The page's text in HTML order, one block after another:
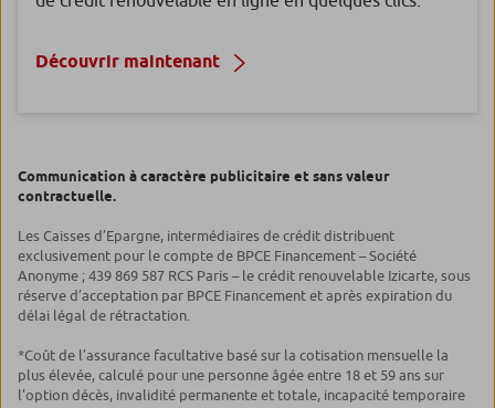
Découvrir maintenant
Communication à caractère publicitaire et sans valeur
contractuelle.
Les Caisses d’Epargne, intermédiaires de crédit distribuent
exclusivement pour le compte de BPCE Financement – Société
Anonyme ; 439 869 587 RCS Paris – le crédit renouvelable Izicarte, sous
réserve d’acceptation par BPCE Financement et après expiration du
délai légal de rétractation.
*Coût de l’assurance facultative basé sur la cotisation mensuelle la
plus élevée, calculé pour une personne âgée entre 18 et 59 ans sur
l’option décès, invalidité permanente et totale, incapacité temporaire